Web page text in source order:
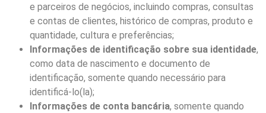
e parceiros de negócios, incluindo compras, consultas
e contas de clientes, histórico de compras, produto e
quantidade, cultura e preferências;
Informações de identificação sobre sua identidade,
como data de nascimento e documento de
identificação, somente quando necessário para
identificá-lo(la);
Informações de conta bancária, somente quando